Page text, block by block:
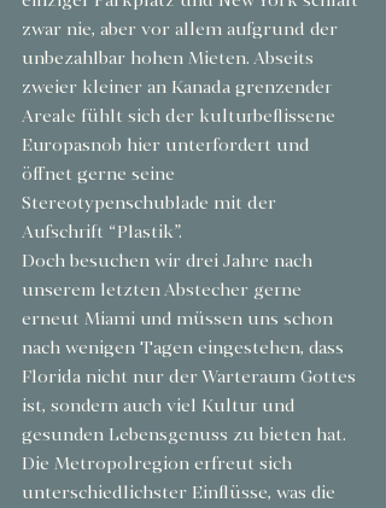
zwar nie, aber vor allem aufgrund der
unbezahlbar hohen Mieten. Abseits
zweier kleiner an Kanada grenzender
Areale fühlt sich der kulturbeflissene
Europasnob hier unterfordert und
öffnet gerne seine
Stereotypenschublade mit der
Aufschrift “Plastik”.
Doch besuchen wir drei Jahre nach
unserem letzten Abstecher gerne
erneut Miami und müssen uns schon
nach wenigen Tagen eingestehen, dass
Florida nicht nur der Warteraum Gottes
ist, sondern auch viel Kultur und
gesunden Lebensgenuss zu bieten hat.
Die Metropolregion erfreut sich
unterschiedlichster Einflüsse, was die